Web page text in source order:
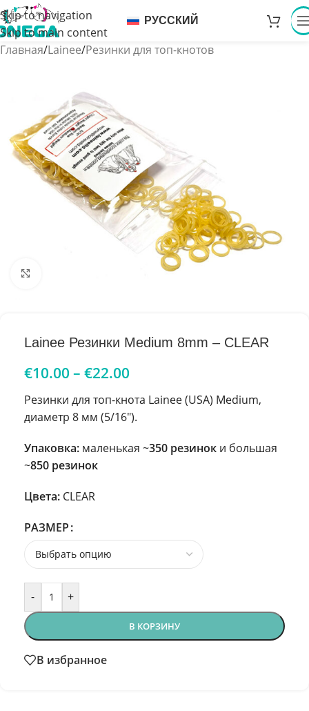
Skip to navigation
Skip to main content
РУССКИЙ
Главная/Lainee/Резинки для топ-кнотов
Lainee Резинки Medium 8mm – CLEAR
€10.00 – €22.00
Резинки для топ-кнота Lainee (USA) Medium,
диаметр 8 мм (5/16″).
Упаковка: маленькая ~350 резинок и большая
~850 резинок
Цвета: CLEAR
РАЗМЕР
- +
В КОРЗИНУ
В избранное